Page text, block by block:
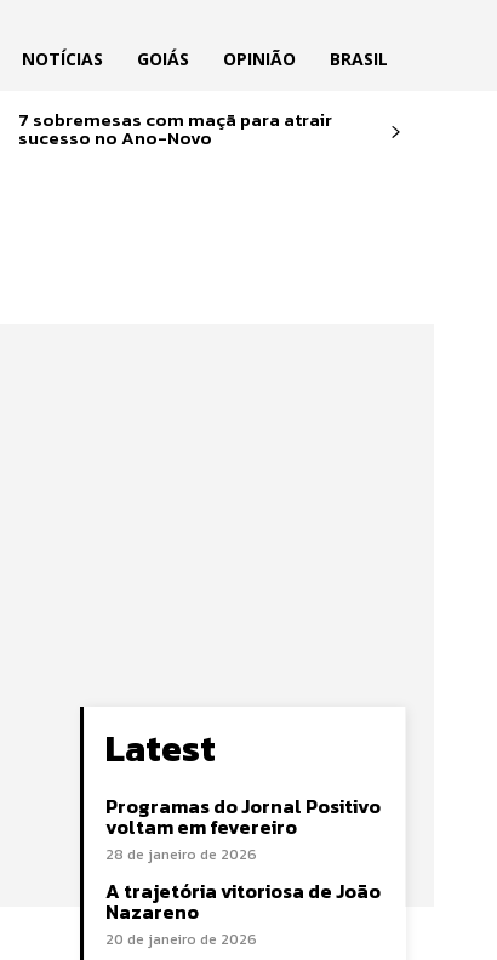
NOTÍCIAS GOIÁS OPINIÃO BRASIL
7 sobremesas com maçã para atrair
sucesso no Ano-Novo
Latest
Programas do Jornal Positivo
voltam em fevereiro
28 de janeiro de 2026
A trajetória vitoriosa de João
Nazareno
20 de janeiro de 2026